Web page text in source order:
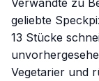
geliebte
13 Stücke
Vegetarier und